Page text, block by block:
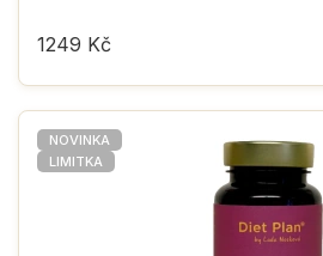
1249 Kč
NOVINKA
LIMITKA